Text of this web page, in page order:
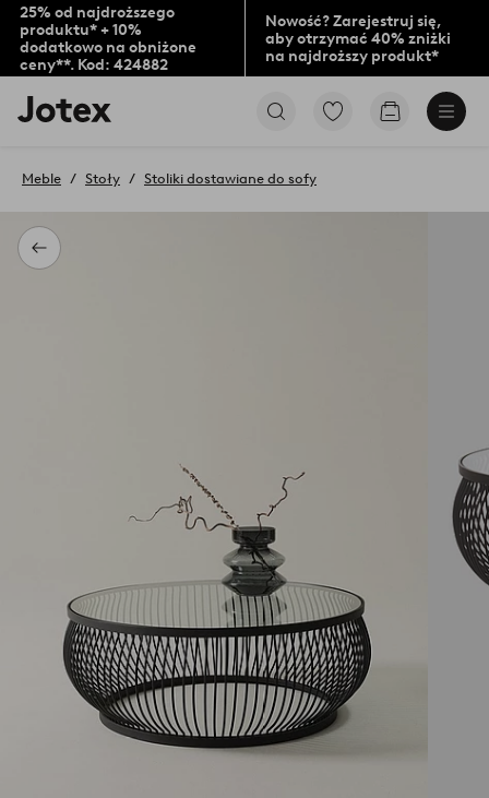
25% od najdroższego
produktu* + 10%
dodatkowo na obniżone
ceny**. Kod: 424882
Nowość? Zarejestruj się,
aby otrzymać 40% zniżki
na najdroższy produkt*
Logo
Jotex
na
stronę
PrzejdźPrzejdź
Powrót
Meble Stoły Stoliki dostawiane do sofy